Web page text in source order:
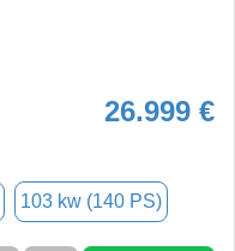
26.999 €
103 kw (140 PS)